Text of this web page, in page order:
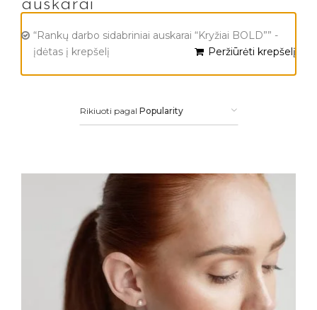
auskarai
“Rankų darbo sidabriniai auskarai “Kryžiai BOLD”” -
įdėtas į krepšelį
Peržiūrėti krepšelį
Rikiuoti pagal Popularity